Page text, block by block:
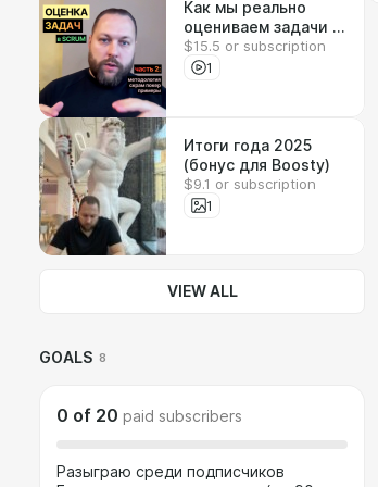
Как мы реально
оцениваем задачи в
Story Points:
методология и
$15.5 or subscription
1
Итоги года 2025
(бонус для Boosty)
$9.1 or subscription
1
VIEW ALL
GOALS 8
0 of 20 paid subscribers
Разыграю среди подписчиков